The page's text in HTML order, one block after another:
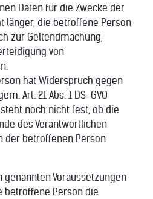
Daten für die Zwecke der
länger, die betroffene Person
zur Geltendmachung,
von
hat Widerspruch gegen
Art. 21 Abs. 1 DS-GVO
noch nicht fest, ob die
des Verantwortlichen
der betroffenen Person
Voraussetzungen
betroffene Person die